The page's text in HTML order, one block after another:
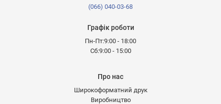
(066) 040-03-68
Графік роботи
Пн-Пт:9:00 - 18:00
Сб:9:00 - 15:00
Про нас
Широкоформатний друк
Виробництво